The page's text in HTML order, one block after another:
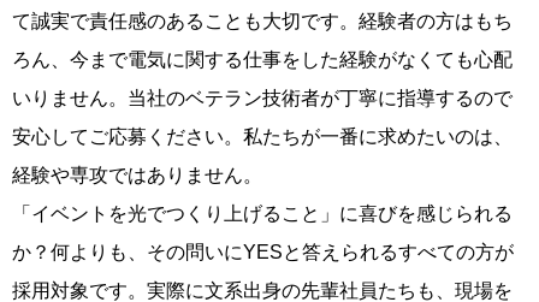
て誠実で責任感のあることも大切です。経験者の方はもち
ろん、今まで電気に関する仕事をした経験がなくても心配
いりません。当社のベテラン技術者が丁寧に指導するので
安心してご応募ください。私たちが一番に求めたいのは、
経験や専攻ではありません。
「イベントを光でつくり上げること」に喜びを感じられる
か？何よりも、その問いにYESと答えられるすべての方が
採用対象です。実際に文系出身の先輩社員たちも、現場を